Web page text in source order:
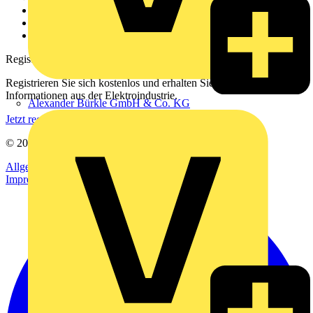
Alexander Bürkle GmbH & Co. KG
Downloadbereich (PDFs)
Häufig gestellte Fragen
Registrierung
Registrieren Sie sich kostenlos und erhalten Sie stets aktuelle
Informationen aus der Elektroindustrie.
Jetzt registrieren
© 2002-
Allgemeine Geschäftsbedingungen
Datenschutzerklärung
Impressum